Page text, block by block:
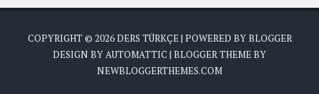
COPYRIGHT © 2026DERS TÜRKÇE| POWERED BYBLOGGER
DESIGN BYAUTOMATTIC | BLOGGER THEME BY
NEWBLOGGERTHEMES.COM